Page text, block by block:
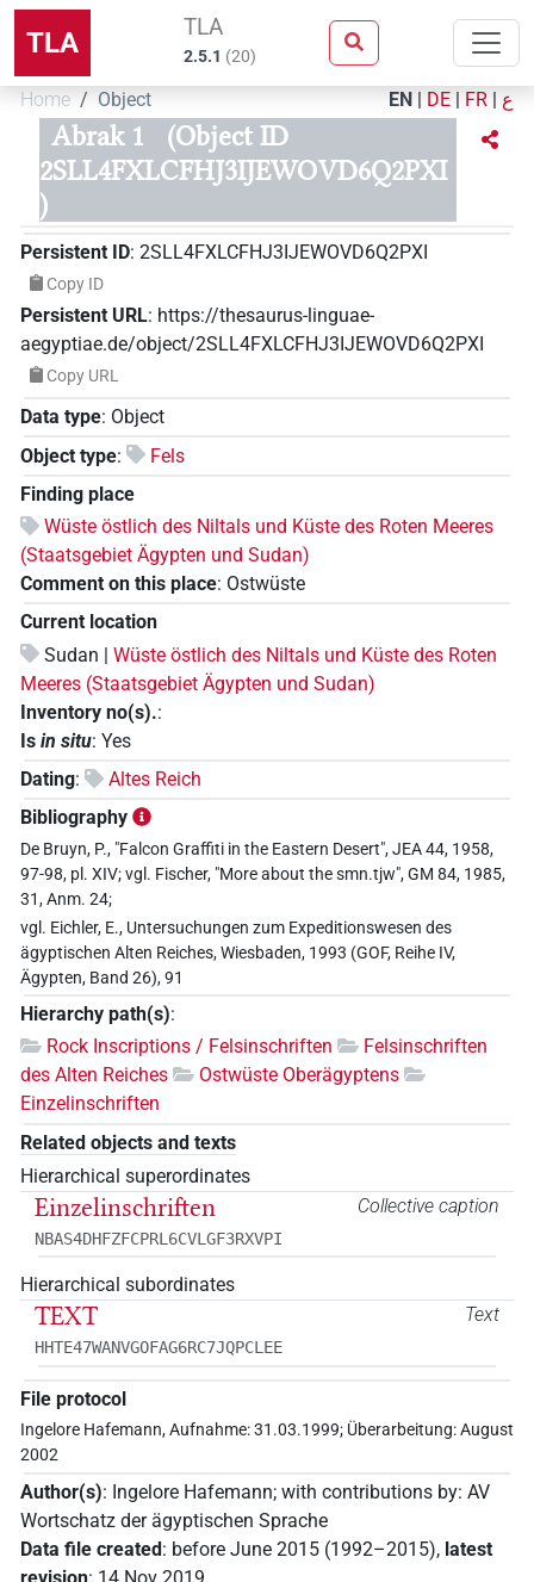
TLA TLA
2.5.1 (20)
Home Object EN | DE | FR | ع
Abrak 1
(Object ID
2SLL4FXLCFHJ3IJEWOVD6Q2PXI
)
Persistent ID: 2SLL4FXLCFHJ3IJEWOVD6Q2PXI
Copy ID
Persistent URL: https://thesaurus-linguae-
aegyptiae.de/object/2SLL4FXLCFHJ3IJEWOVD6Q2PXI
Copy URL
Data type: Object
Object type:
Fels
Finding place
Wüste östlich des Niltals und Küste des Roten Meeres
(Staatsgebiet Ägypten und Sudan)
Comment on this place: Ostwüste
Current location
Sudan | Wüste östlich des Niltals und Küste des Roten
Meeres (Staatsgebiet Ägypten und Sudan)
Inventory no(s).:
Is in situ: Yes
Dating:
Altes Reich
Bibliography
De Bruyn, P., "Falcon Graffiti in the Eastern Desert", JEA 44, 1958,
97-98, pl. XIV; vgl. Fischer, "More about the smn.tjw", GM 84, 1985,
31, Anm. 24;
vgl. Eichler, E., Untersuchungen zum Expeditionswesen des
ägyptischen Alten Reiches, Wiesbaden, 1993 (GOF, Reihe IV,
Ägypten, Band 26), 91
Hierarchy path(s):
Rock Inscriptions / Felsinschriften
Felsinschriften
des Alten Reiches
Ostwüste Oberägyptens
Einzelinschriften
Related objects and texts
Hierarchical superordinates
Collective caption
Einzelinschriften
NBAS4DHFZFCPRL6CVLGF3RXVPI
Hierarchical subordinates
Text
TEXT
HHTE47WANVGOFAG6RC7JQPCLEE
File protocol
Ingelore Hafemann, Aufnahme: 31.03.1999; Überarbeitung: August
2002
Author(s): Ingelore Hafemann; with contributions by: AV
Wortschatz der ägyptischen Sprache
Data file created: before June 2015 (1992–2015), latest